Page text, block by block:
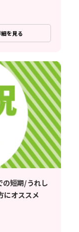
を見る
の短期/うれし
にオススメ